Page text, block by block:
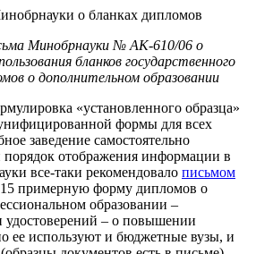
Минобрнауки № АК-610/06 о
бланков государственного
о дополнительном образовании
«установленного образца»
формы для всех
заведение самостоятельно
порядок отображения информации в
все-таки рекомендовало письмом
примерную форму дипломов о
образовании –
удостоверений – о повышении
ее используют и бюджетные вузы, и